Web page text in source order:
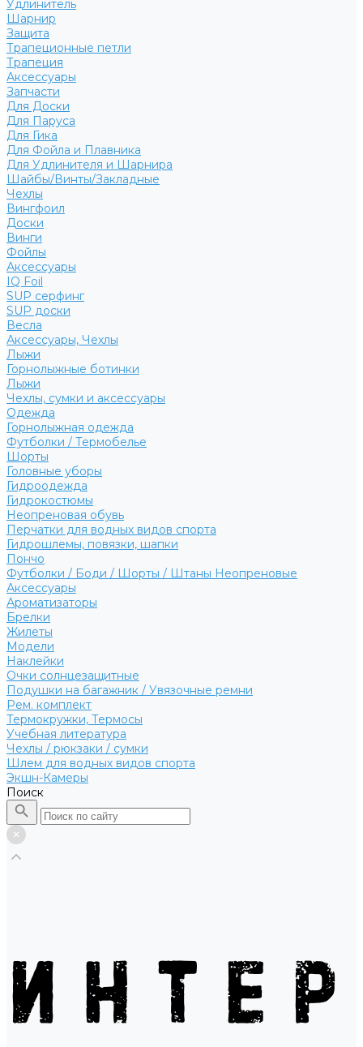
Удлинитель
Шарнир
Защита
Трапеционные петли
Трапеция
Аксессуары
Запчасти
Для Доски
Для Паруса
Для Гика
Для Фойла и Плавника
Для Удлинителя и Шарнира
Шайбы/Винты/Закладные
Чехлы
Вингфоил
Доски
Винги
Фойлы
Аксессуары
IQ Foil
SUP серфинг
SUP доски
Весла
Аксессуары, Чехлы
Лыжи
Горнолыжные ботинки
Лыжи
Чехлы, сумки и аксессуары
Одежда
Горнолыжная одежда
Футболки / Термобелье
Шорты
Головные уборы
Гидроодежда
Гидрокостюмы
Неопреновая обувь
Перчатки для водных видов спорта
Гидрошлемы, повязки, шапки
Пончо
Футболки / Боди / Шорты / Штаны Неопреновые
Аксессуары
Ароматизаторы
Брелки
Жилеты
Модели
Наклейки
Очки солнцезащитные
Подушки на багажник / Увязочные ремни
Рем. комплект
Термокружки, Термосы
Учебная литература
Чехлы / рюкзаки / сумки
Шлем для водных видов спорта
Экшн-Камеры
Поиск